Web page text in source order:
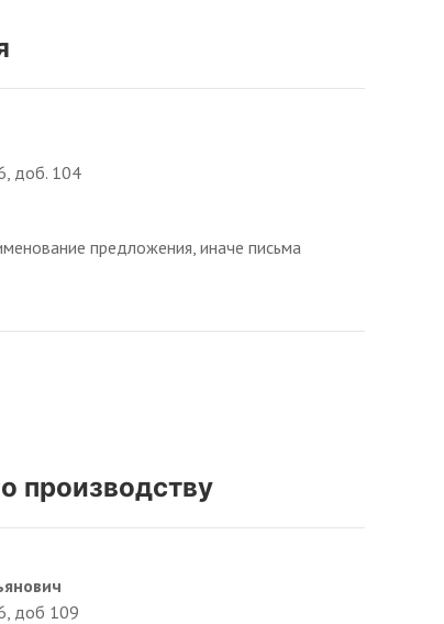
доб. 104
предложения, иначе письма
производству
доб 109